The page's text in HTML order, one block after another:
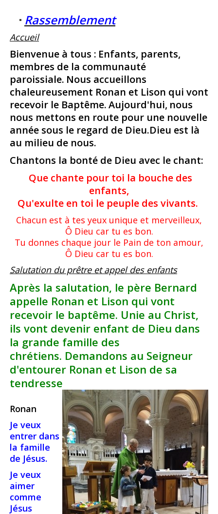
Rassemblement
​Accueil
Bienvenue à tous : Enfants, parents,
membres de la communauté
paroissiale. Nous accueillons
chaleureusement Ronan et Lison qui vont
recevoir le Baptême.Aujourd'hui, nous
nous mettons en route pour une nouvelle
année sous le regard de Dieu.Dieu est là
au milieu de nous.
Chantons la bonté de Dieu avec le chant:
Que chante pour toi la bouche des
enfants,
Qu'exulte en toi le peuple des vivants.
Chacun est à tes yeux unique et merveilleux,
Ô Dieu car tu es bon.
Tu donnes chaque jour le Pain de ton amour,
Ô Dieu car tu es bon.
Salutation du prêtre et appel des enfants
Après la salutation, le père Bernard
appelle Ronan et Lison qui vont
recevoir le baptême. Unie au Christ,
ils vont devenir enfant de Dieu dans
la grande famille des
chrétiens. Demandons au Seigneur
d'entourer Ronan et Lison de sa
tendresse
Ronan
Je veux
entrer dans
la famille
de Jésus.
Je veux
aimer
comme
Jésus